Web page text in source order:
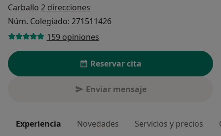
Carballo 2 direcciones
Núm. Colegiado: 271511426
159 opiniones
Reservar cita
Enviar mensaje
Experiencia Novedades Servicios y precios